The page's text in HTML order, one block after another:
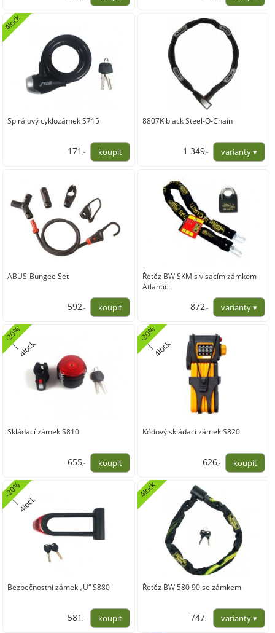
288,43
Spirálový cyklozámek S715
4lock
171,-
8807K black Steel-O-Chain
1 349,-
ABUS-Bungee Set
592,-
Řetěz BW SKM s visacím zámkem
Atlantic
872,-
Skládací zámek S810
-
2
0
%
|
4
l
o
ck
655,-
Kódový skládací zámek S820
-
2
0
%
|
4
l
o
ck
626,-
Bezpečnostní zámek „U“ S880
-
2
0
%
|
4
l
o
ck
581,-
Řetěz BW 580 90 se zámkem
4lock
747,-